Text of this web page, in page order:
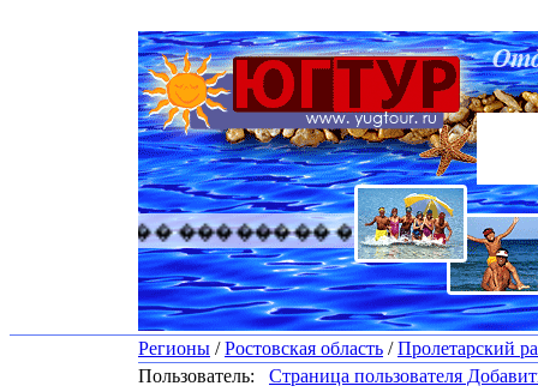
������� �������� �������
Регионы /Ростовская область /Пролетарский
Пользователь:
Страница пользователя